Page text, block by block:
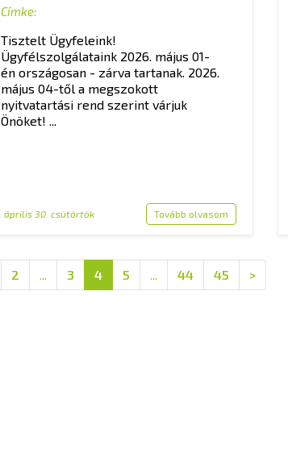
Címke:
Tisztelt Ügyfeleink!
Ügyfélszolgálataink 2026. május 01-
én országosan - zárva tartanak. 2026.
május 04-től a megszokott
nyitvatartási rend szerint várjuk
Önöket! ...
április 30. csütörtök Tovább olvasom
2 ... 3 4 5 ... 44 45 >